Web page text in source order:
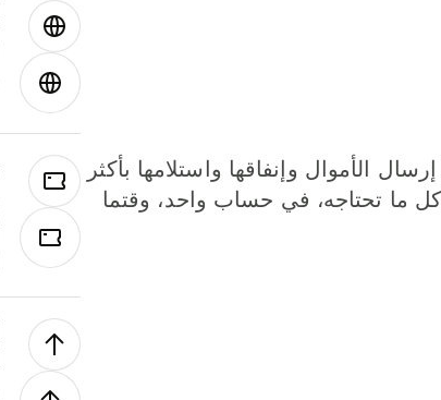
الأموال وإنفاقها واستلامها بأكثر
كل ما تحتاجه، في حساب واحد، وقتما